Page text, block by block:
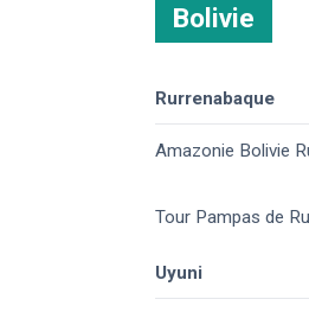
Bolivie
Rurrenabaque
Amazonie Bolivie
Tour Pampas de
Uyuni